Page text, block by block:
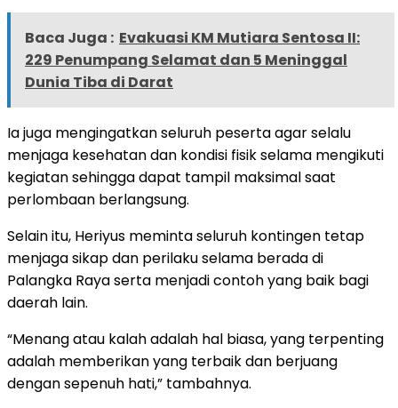
Baca Juga : Evakuasi KM Mutiara Sentosa II:
229 Penumpang Selamat dan 5 Meninggal
Dunia Tiba di Darat
Ia juga mengingatkan seluruh peserta agar selalu
menjaga kesehatan dan kondisi fisik selama mengikuti
kegiatan sehingga dapat tampil maksimal saat
perlombaan berlangsung.
Selain itu, Heriyus meminta seluruh kontingen tetap
menjaga sikap dan perilaku selama berada di
Palangka Raya serta menjadi contoh yang baik bagi
daerah lain.
“Menang atau kalah adalah hal biasa, yang terpenting
adalah memberikan yang terbaik dan berjuang
dengan sepenuh hati,” tambahnya.